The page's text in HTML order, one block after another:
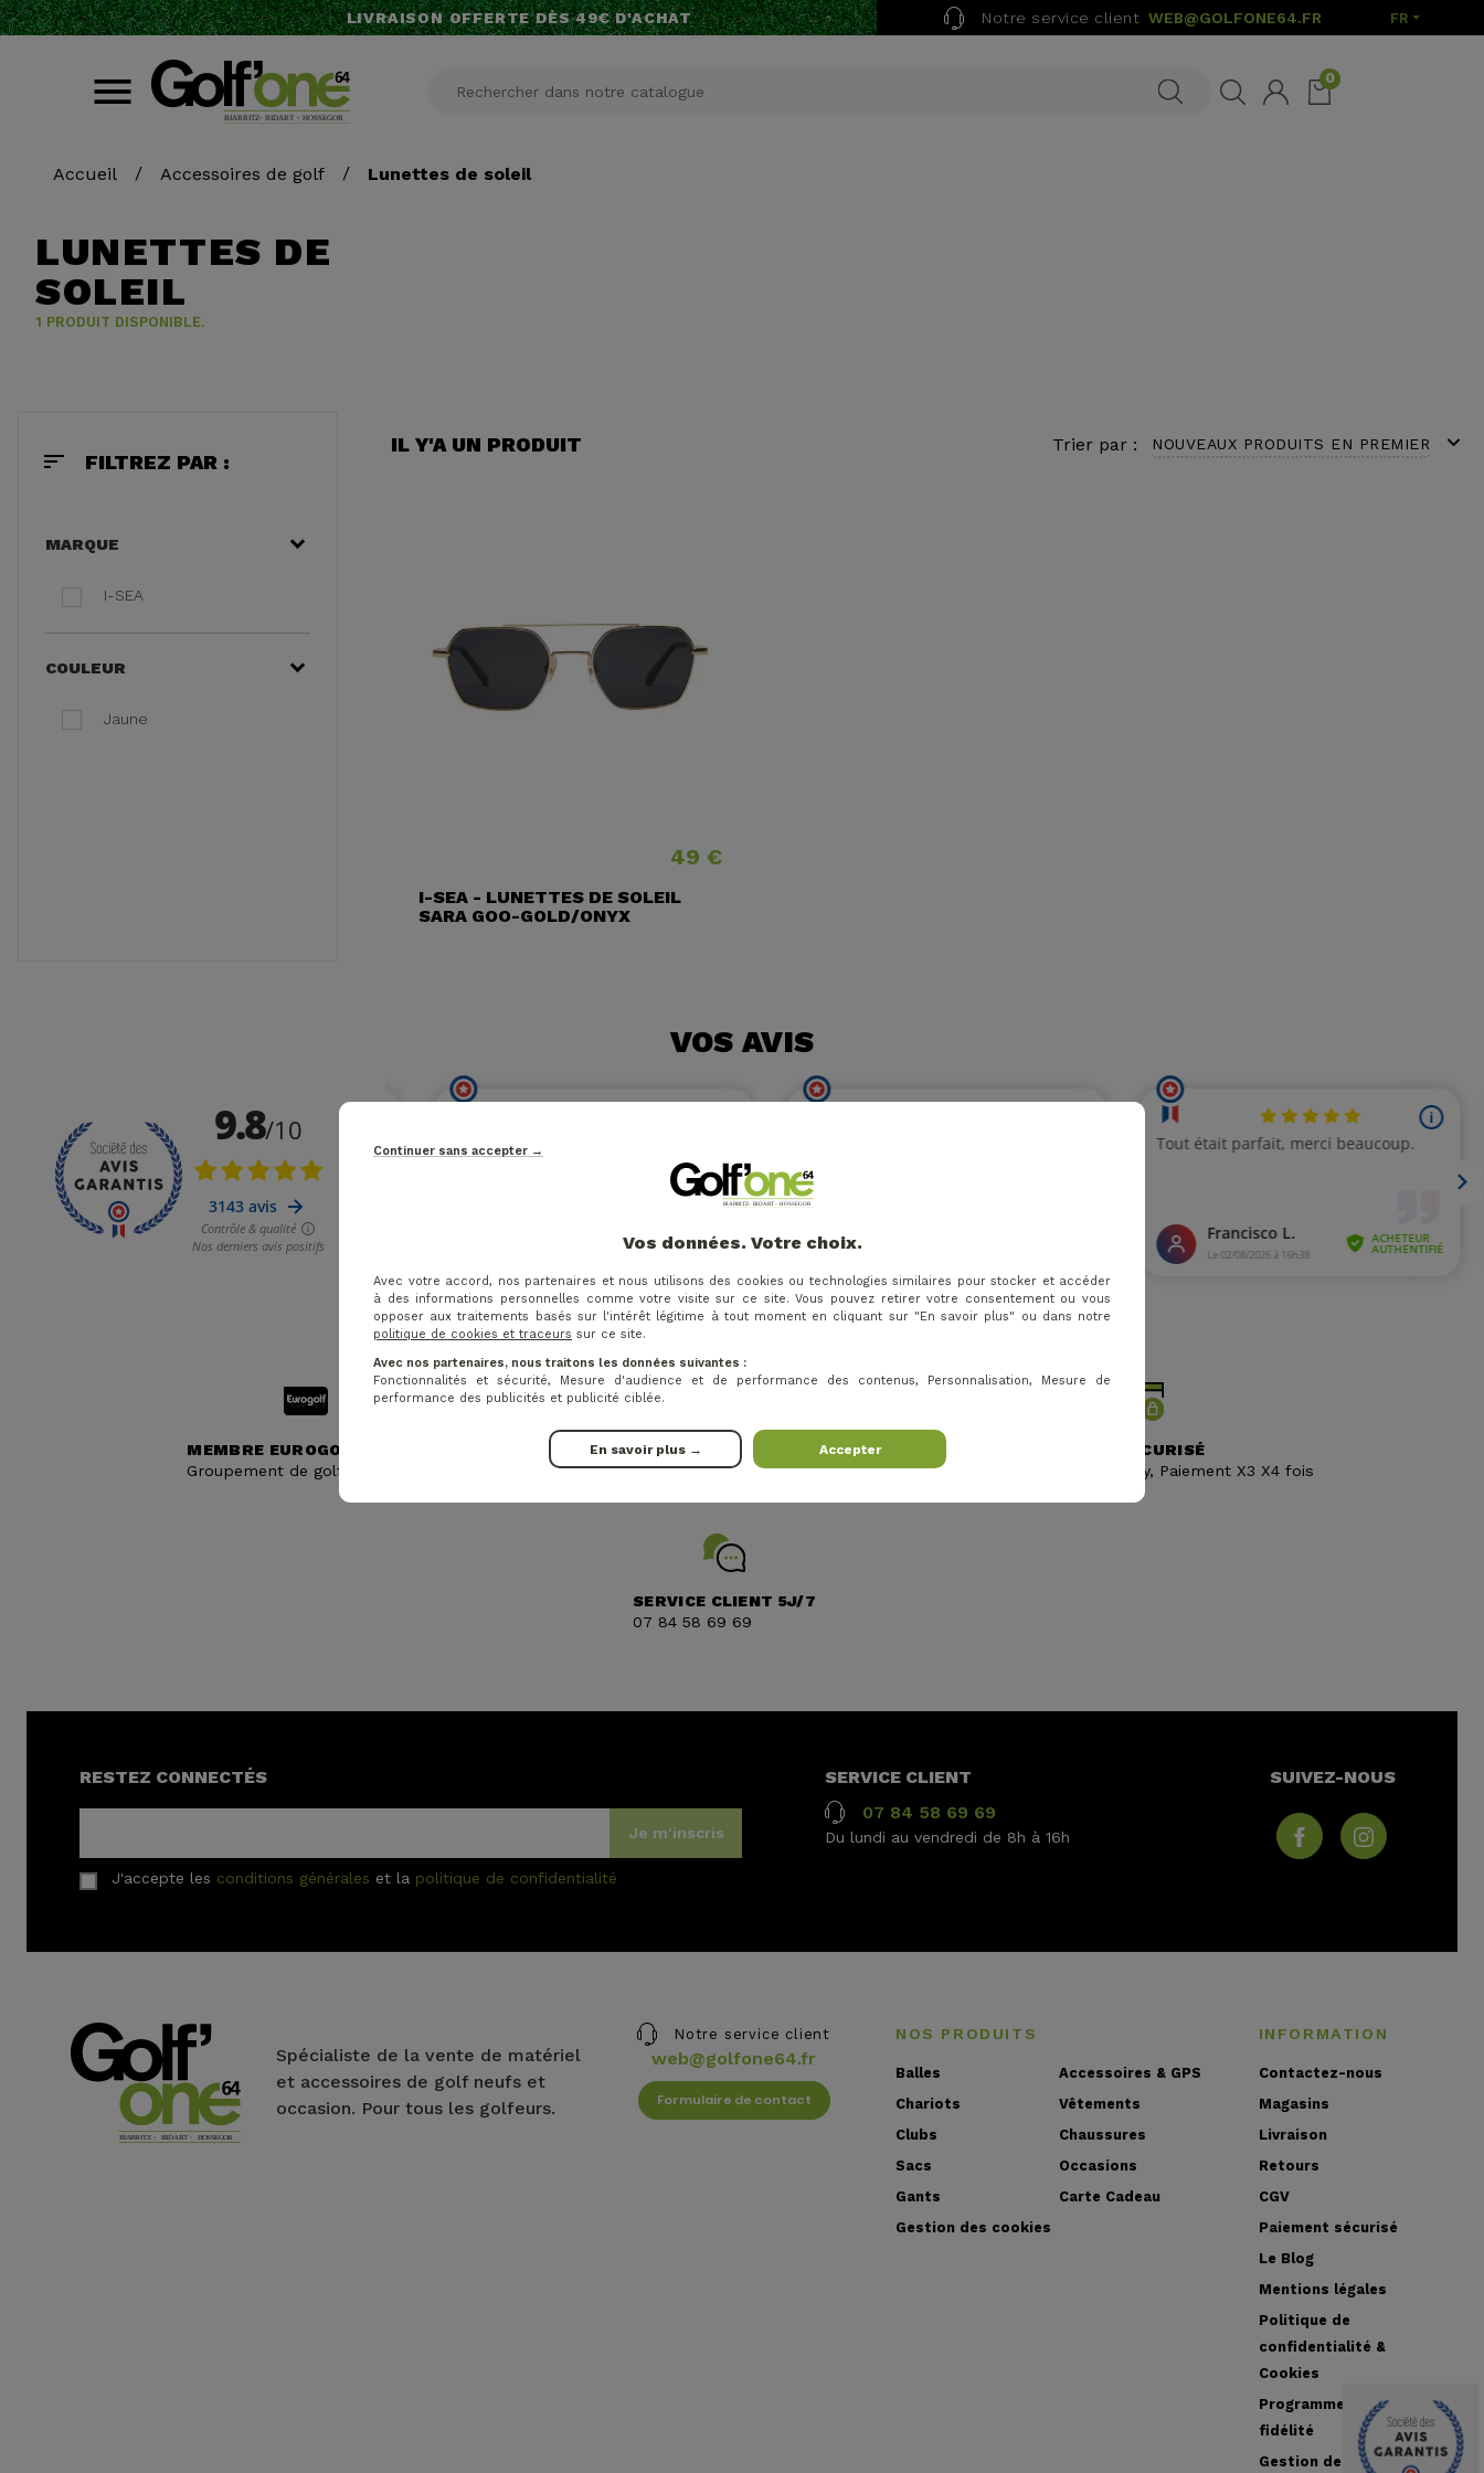
LIVRAISON OFFERTE DÈS 49€ D'ACHAT Notre service client WEB@GOLFONE64.FR FR
0
Accueil Accessoires de golf Lunettes de soleil
LUNETTES DE
SOLEIL
1 PRODUIT DISPONIBLE.
sort FILTREZ PAR :
MARQUE
I-SEA
COULEUR
Jaune
IL Y'A UN PRODUIT Trier par : NOUVEAUX PRODUITS EN PREMIER expand_more
Prix
49 €
I-SEA - LUNETTES DE SOLEIL
SARA GOO-GOLD/ONYX
VOS AVIS
MEMBRE EUROGOLF
Groupement de golf N°1 en FR
LIVRAISON OFFERTE EN RELAIS
à partir de 49€
PAIEMENT 100% SÉCURISÉ
Visa, Paypal, Apple Pay, Paiement X3 X4 fois
SERVICE CLIENT 5J/7
07 84 58 69 69
RESTEZ CONNECTÉS
Je m'inscris
J'accepte les conditions générales et la politique de confidentialité
SERVICE CLIENT
07 84 58 69 69
Du lundi au vendredi de 8h à 16h
SUIVEZ-NOUS
Spécialiste de la vente de matériel
et accessoires de golf neufs et
occasion. Pour tous les golfeurs.
Notre service client
web@golfone64.fr
Formulaire de contact
NOS PRODUITS
Balles
Accessoires & GPS
Chariots
Vêtements
Clubs
Chaussures
Sacs
Occasions
Gants
Carte Cadeau
Gestion des cookies
INFORMATION
Contactez-nous
Magasins
Livraison
Retours
CGV
Paiement sécurisé
Le Blog
Mentions légales
Politique de
confidentialité &
Cookies
Programme de
fidélité
Gestion des
Continuer sans accepter →
Vos données. Votre choix.
Avec votre accord, nos partenaires et nous utilisons des cookies ou technologies similaires pour stocker et accéder
à des informations personnelles comme votre visite sur ce site. Vous pouvez retirer votre consentement ou vous
opposer aux traitements basés sur l'intérêt légitime à tout moment en cliquant sur "En savoir plus" ou dans notre
politique de cookies et traceurs sur ce site.
Avec nos partenaires, nous traitons les données suivantes :
Fonctionnalités et sécurité, Mesure d'audience et de performance des contenus, Personnalisation, Mesure de
performance des publicités et publicité ciblée.
En savoir plus → Accepter